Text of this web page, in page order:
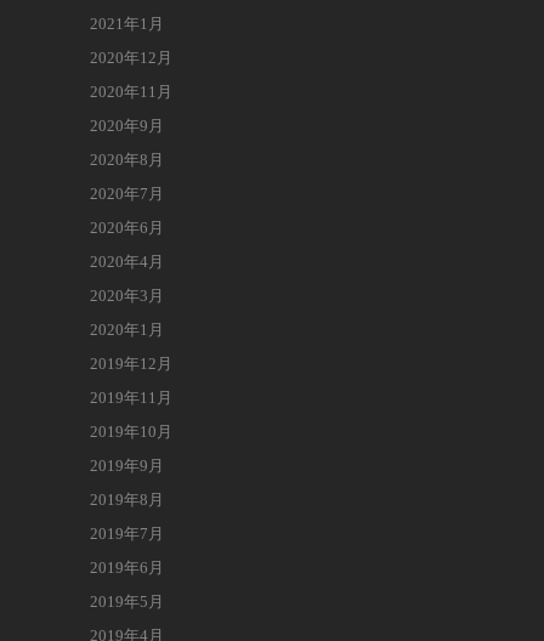
2021年1月
2020年12月
2020年11月
2020年9月
2020年8月
2020年7月
2020年6月
2020年4月
2020年3月
2020年1月
2019年12月
2019年11月
2019年10月
2019年9月
2019年8月
2019年7月
2019年6月
2019年5月
2019年4月